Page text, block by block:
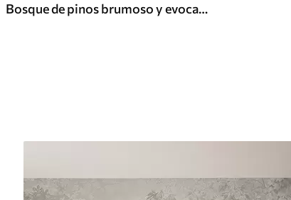
Bosque de pinos brumoso y evocador en las montañas